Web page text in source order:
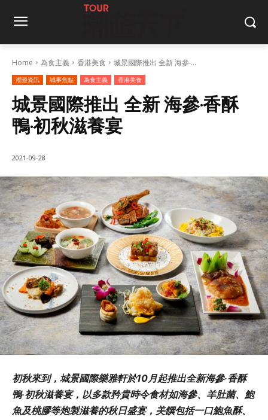
Home 為食主義 香港美食 城景國際推出 全新 海參‧...
潮遊資訊 城事焦點 為食主義 香港美食
城景國際推出 全新 海參‧香酥
鴨‧初秋滋養宴
2021-09-28
初秋來到，城景國際樂雅軒於10月起推出全新海參‧香酥
鴨‧初秋滋養宴，以多款矜貴時令食材如海參、羊肚菌、鮑
魚及桃膠等炮製滋養的秋日盛宴，美饌包括一口鮑魚酥、